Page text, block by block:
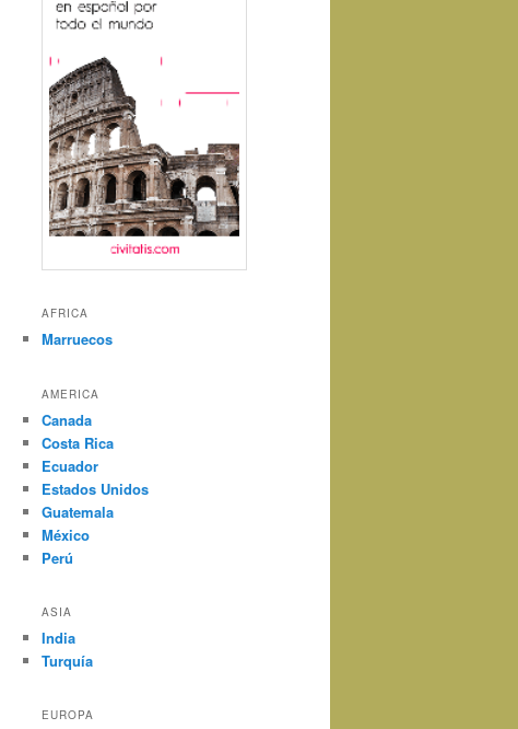
AFRICA
Marruecos
AMERICA
Canada
Costa Rica
Ecuador
Estados Unidos
Guatemala
México
Perú
ASIA
India
Turquía
EUROPA